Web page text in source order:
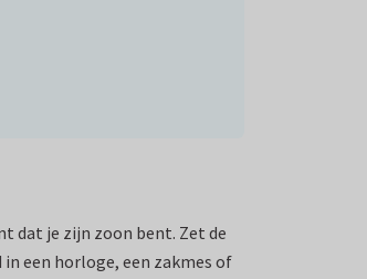
dat je zijn zoon bent. Zet de
een horloge, een zakmes of